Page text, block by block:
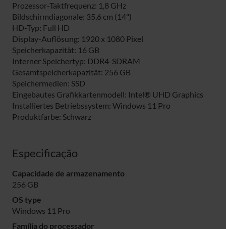
Prozessor-Taktfrequenz: 1,8 GHz
Bildschirmdiagonale: 35,6 cm (14")
HD-Typ: Full HD
Display-Auflösung: 1920 x 1080 Pixel
Speicherkapazität: 16 GB
Interner Speichertyp: DDR4-SDRAM
Gesamtspeicherkapazität: 256 GB
Speichermedien: SSD
Eingebautes Grafikkartenmodell: Intel® UHD Graphics
Installiertes Betriebssystem: Windows 11 Pro
Produktfarbe: Schwarz
Especificação
Capacidade de armazenamento
256 GB
OS type
Windows 11 Pro
Família do processador